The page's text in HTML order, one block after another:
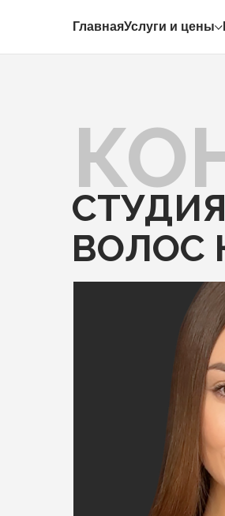
ГлавнаяУслуги и цены
ВОЛОС